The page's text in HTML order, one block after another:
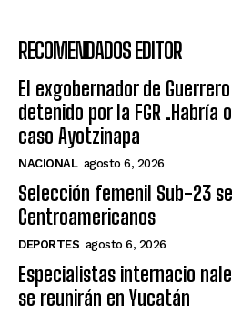
RECOMENDADOS EDITOR
El exgobernador de
detenido por la FGR .Habría
caso Ayotzinapa
NACIONAL agosto 6, 2026
Selección femenil Sub-23
Centroamericanos
DEPORTES agosto 6, 2026
Especialistas internacio
se reunirán en Yucatán